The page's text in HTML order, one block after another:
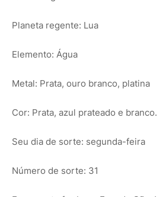
Planeta regente: Lua
Elemento: Água
Metal: Prata, ouro branco, platina
Cor: Prata, azul prateado e branco.
Seu dia de sorte: segunda-feira
Número de sorte: 31